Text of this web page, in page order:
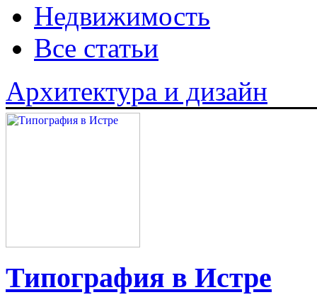
Недвижимость
Все статьи
Архитектура и дизайн
Типография в Истре